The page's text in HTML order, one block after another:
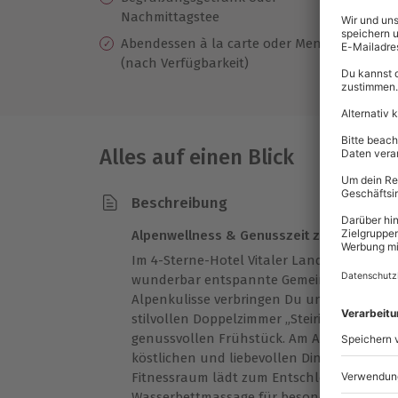
Nachmittagstee
Abendessen à la carte oder Menü
(nach Verfügbarkeit)
Alles auf einen Blick
Beschreibung
Alpenwellness & Genusszeit zu zweit
Im 4-Sterne-Hotel Vitaler Landauerhof in
wunderbar entspannte Gemeinsamzeit.
Alpenkulisse verbringen Du und Dein
stilvollen Doppelzimmer „Steirische
genussvollen Frühstück. Am Abend
köstlichen und liebevollen Dinner. Der
Fitnessraum lädt zum Entschleunigen